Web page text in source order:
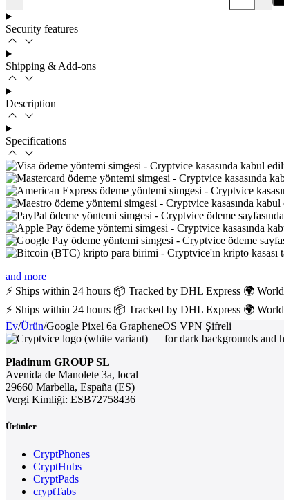
Security features
Shipping & Add-ons
Description
Specifications
and more
⚡ Ships within 24 hours 📦 Tracked by DHL Express 🌍
⚡ Ships within 24 hours 📦 Tracked by DHL Express 🌍
Ev/Ürün/Google Pixel 6a GrapheneOS VPN Şifreli
Pladinum GROUP SL
Avenida de Manolete 3a, local
29660 Marbella, España (ES)
Vergi Kimliği: ESB72758436
Ürünler
CryptPhones
CryptHubs
CryptPads
cryptTabs